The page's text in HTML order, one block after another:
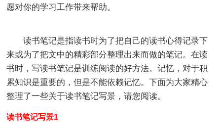
愿对你的学习工作带来帮助。
读书笔记是指读书时为了把自己的读书心得记录下
来或为了把文中的精彩部分整理出来而做的笔记。在读
书时，写读书笔记是训练阅读的好方法。记忆，对于积
累知识是重要的，但是不能依赖记忆。下面为大家精心
整理了一些关于读书笔记写景，请您阅读。
读书笔记写景1